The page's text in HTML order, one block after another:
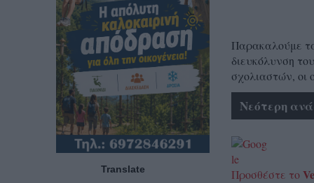
Παρακαλούμε
διευκόλυνση
σχολιαστών, οι
Νεότερη
Προσθέστε το
Translate